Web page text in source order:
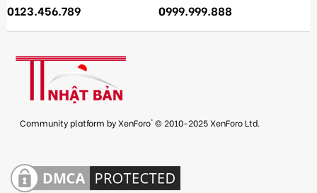
0123.456.789 0999.999.888
Community platform by XenForo® © 2010-2025 XenForo Ltd.